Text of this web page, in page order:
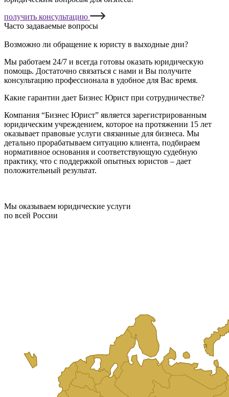
получить консультацию
Часто задаваемые вопросы
Возможно ли обращение к юристу в выходные дни?
Мы работаем 24/7 и всегда готовы оказать юридическую
помощь. Достаточно связаться с нами и Вы получите
консультацию профессионала в удобное для Вас время.
Какие гарантии дает Бизнес Юрист при сотрудничестве?
Компания “Бизнес Юрист” является зарегистрированным
юридическим учреждением, которое на протяжении 15 лет
оказывает правовые услуги связанные для бизнеса. Мы
детально прорабатываем ситуацию клиента, подбираем
нормативное основания и соответствующую судебную
практику, что с поддержкой опытных юристов – дает
положительный результат.
Мы оказываем юридические услуги
по всей России